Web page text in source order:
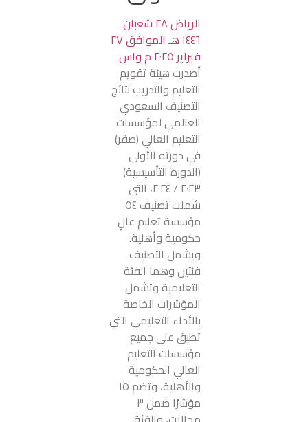
الرياض ٢٨ شعبان
١٤٤٦ هـ الموافق ٢٧
فبراير ٢٠٢٥ م واس
أصدرت هيئة تقويم
التعليم والتدريب نتائج
التصنيف السعودي
العالمي لمؤسسات
التعليم العالي (صقر)
في دورته الأولى
(الدورة التأسيسية)
٢٠٢٣ / ٢٠٢٤، التي
شملت تصنيف ٥٤
مؤسسة تعليم عالٍ
حكومية وأهلية.
ويشمل التصنيف
فئتين وهما الفئة
التعليمية وتشمل
المؤشرات الخاصة
بالأداء التعليمي التي
تطبق على جميع
مؤسسات التعليم
العالي الحكومية
والأهلية، وتضم ١٥
مؤشرًا ضمن ٣